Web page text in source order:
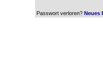
Passwort verloren? Neues